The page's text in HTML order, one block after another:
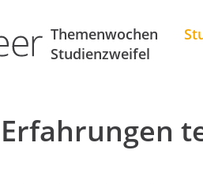
Themenwochen
Studienzweifel
Erfahrungen